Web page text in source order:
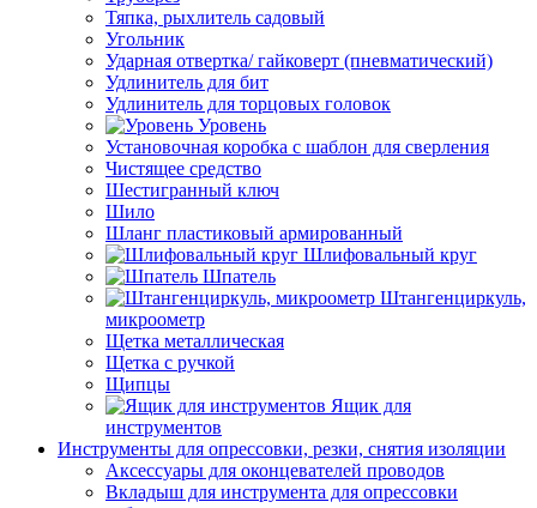
Тяпка, рыхлитель садовый
Угольник
Ударная отвертка/ гайковерт (пневматический)
Удлинитель для бит
Удлинитель для торцовых головок
Уровень
Установочная коробка с шаблон для сверления
Чистящее средство
Шестигранный ключ
Шило
Шланг пластиковый армированный
Шлифовальный круг
Шпатель
Штангенциркуль,
микроометр
Щетка металлическая
Щетка с ручкой
Щипцы
Ящик для
инструментов
Инструменты для опрессовки, резки, снятия изоляции
Аксессуары для оконцевателей проводов
Вкладыш для инструмента для опрессовки